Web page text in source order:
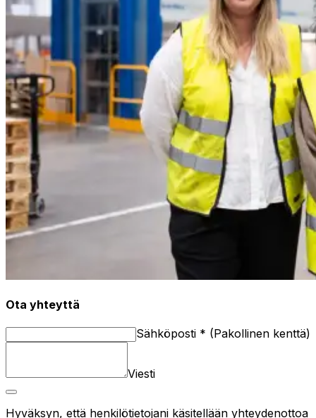
Ota yhteyttä
Sähköposti * (Pakollinen kenttä)
Viesti
Hyväksyn, että henkilötietojani käsitellään yhteydenottoa